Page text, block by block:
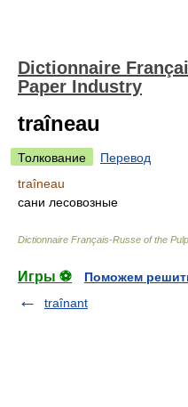
Dictionnaire
Paper Industry
traîneau
Толкование
Перевод
traîneau
сани лесовозные
Dictionnaire Français-Russe of the
Игры ⚽
Поможем
traînant